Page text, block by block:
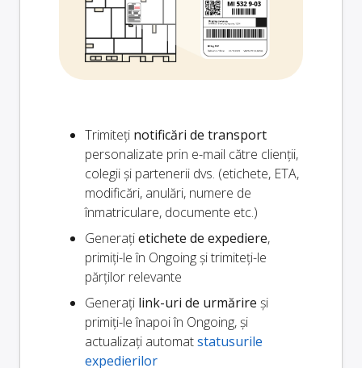
Trimiteți notificări de transport
personalizate prin e-mail către clienții,
colegii și partenerii dvs. (etichete, ETA,
modificări, anulări, numere de
înmatriculare, documente etc.)
Generațietichete de expediere,
primiți-le în Ongoing și trimiteți-le
părților relevante
Generați link-uri de urmărire și
primiți-le înapoi în Ongoing, și
actualizați automatstatusurile
expedierilor